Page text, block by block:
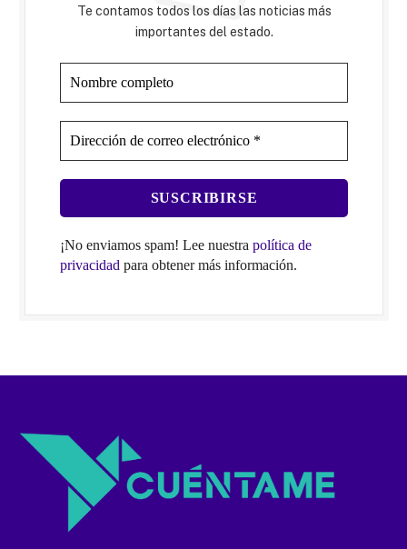
Te contamos todos los días las noticias más
importantes del estado.
¡No enviamos spam! Lee nuestra política de
privacidad para obtener más información.